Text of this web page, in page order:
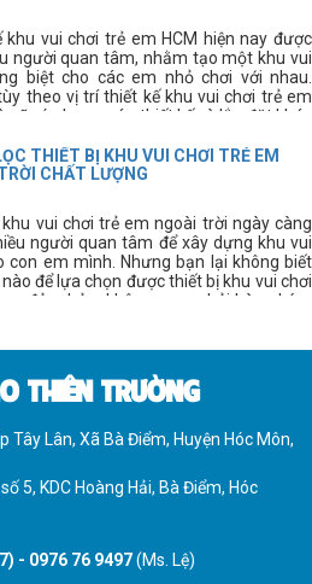
khu vui chơi trẻ em HCM hiện nay được
người quan tâm, nhằm tạo một khu vui
biệt cho các em nhỏ chơi với nhau.
theo vị trí thiết kế khu vui chơi trẻ em
sẽ có phương án thiết kế và lắp đặt khác
THIẾT BỊ KHU VUI CHƠI TRẺ EM
CHẤT LƯỢNG
vui chơi trẻ em ngoài trời ngày càng
người quan tâm để xây dựng khu vui
con em mình. Nhưng bạn lại không biết
để lựa chọn được thiết bị khu vui chơi
đảm bảo, không mua phải hàng kém
THIÊN TRƯỜNG
Tây Lân, Xã Bà Điểm, Huyện Hóc Môn,
5, KDC Hoàng Hải, Bà Điểm, Hóc
- 0976 76 9497(Ms. Lệ)